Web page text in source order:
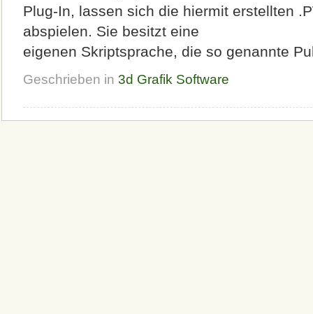
Plug-In, lassen sich die hiermit erstellten
abspielen. Sie besitzt eine
eigenen Skriptsprache, die so genannte
Geschrieben in 3d Grafik Software